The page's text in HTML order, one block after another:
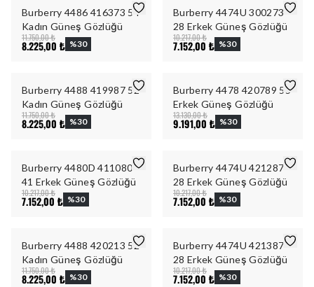
Burberry 4486 416373 54
Kadın Güneş Gözlüğü
11.750,00 ₺
8.225,00 ₺ %30
Burberry 4474U 300273
28 Erkek Güneş Gözlüğü
10.217,00 ₺
7.152,00 ₺ %30
Burberry 4488 419987 52
Kadın Güneş Gözlüğü
11.750,00 ₺
8.225,00 ₺ %30
Burberry 4478 420789 55
Erkek Güneş Gözlüğü
13.130,00 ₺
9.191,00 ₺ %30
Burberry 4480D 411080
41 Erkek Güneş Gözlüğü
10.217,00 ₺
7.152,00 ₺ %30
Burberry 4474U 421287
28 Erkek Güneş Gözlüğü
10.217,00 ₺
7.152,00 ₺ %30
Burberry 4488 420213 52
Kadın Güneş Gözlüğü
11.750,00 ₺
8.225,00 ₺ %30
Burberry 4474U 421387
28 Erkek Güneş Gözlüğü
10.217,00 ₺
7.152,00 ₺ %30